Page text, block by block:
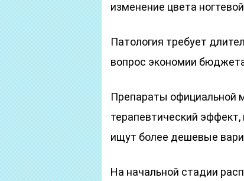
изменение цвета
Патология требует
вопрос экономии
Препараты официальной
терапевтический
ищут более дешевые
На начальной стадии